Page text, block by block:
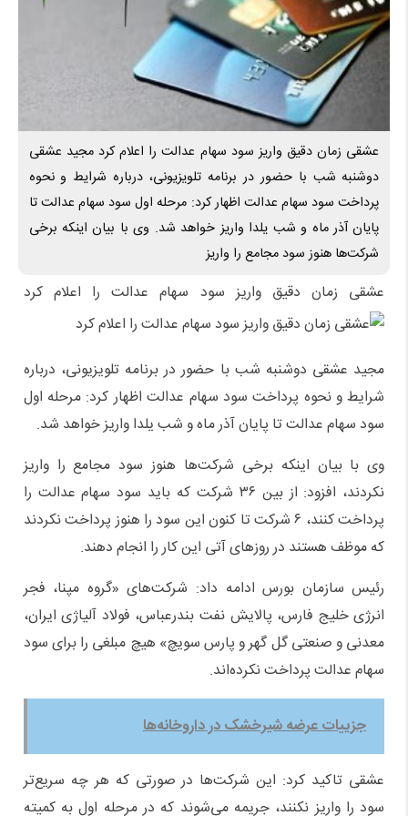
عشقی زمان دقیق واریز سود سهام عدالت را اعلام کرد مجید عشقی
دوشنبه شب با حضور در برنامه تلویزیونی، درباره شرایط و نحوه
پرداخت سود سهام عدالت اظهار کرد: مرحله اول سود سهام عدالت تا
پایان آذر ماه و شب یلدا واریز خواهد شد. وی با بیان اینکه برخی
شرکت‌ها هنوز سود مجامع را واریز
عشقی زمان دقیق واریز سود سهام عدالت را اعلام کرد
مجید عشقی دوشنبه شب با حضور در برنامه تلویزیونی، درباره
شرایط و نحوه پرداخت سود سهام عدالت اظهار کرد: مرحله اول
سود سهام عدالت تا پایان آذر ماه و شب یلدا واریز خواهد شد.
وی با بیان اینکه برخی شرکت‌ها هنوز سود مجامع را واریز
نکردند، افزود: از بین ۳۶ شرکت که باید سود سهام عدالت را
پرداخت کنند، ۶ شرکت تا کنون این سود را هنوز پرداخت نکردند
که موظف هستند در روز‌های آتی این کار را انجام دهند.
رئیس سازمان بورس ادامه داد: شرکت‌های «گروه مپنا، فجر
انرژی خلیج فارس، پالایش نفت بندرعباس، فولاد آلیاژی ایران،
معدنی و صنعتی گل گهر و پارس سویچ» هیچ مبلغی را برای سود
سهام عدالت پرداخت نکرده‌اند.
جزییات عرضه شیرخشک در داروخانه‌ها
عشقی تاکید کرد: این شرکت‌ها در صورتی که هر چه سریع‌تر
سود را واریز نکنند، جریمه می‌شوند که در مرحله اول به کمیته